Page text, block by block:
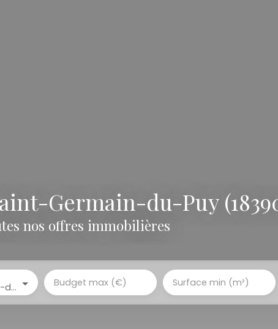
Germain-du-Puy
nos offres immobilières
Saint-Germain-du-Puy (18390) Budget max (€) Surface min (m²)